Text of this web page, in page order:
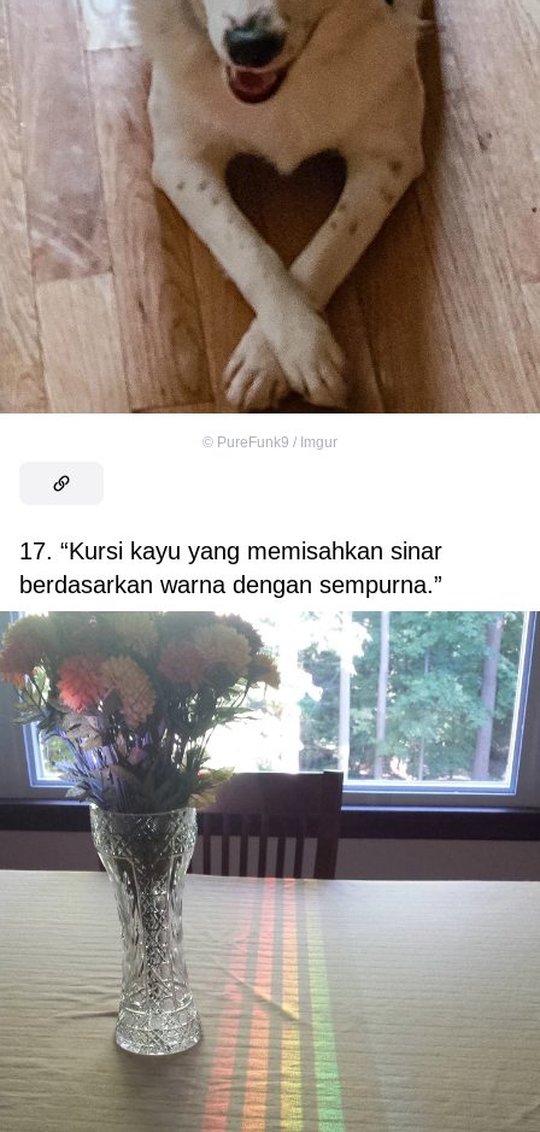
© PureFunk9 / Imgur
17. “Kursi kayu yang memisahkan sinar
berdasarkan warna dengan sempurna.”